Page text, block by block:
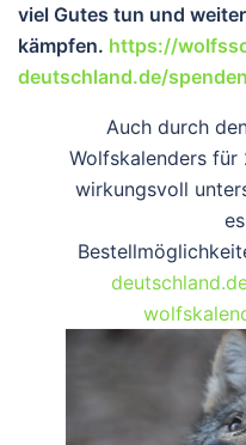
viel Gutes tun und wei
kämpfen. https://
deutschland.de/
Auch durch
Wolfskalenders für
wirkungsvoll